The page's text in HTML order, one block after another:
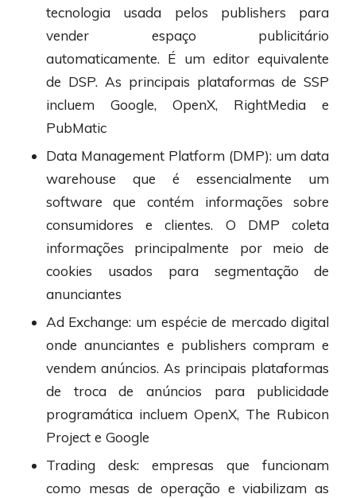
tecnologia usada pelos publishers para
vender espaço publicitário
automaticamente. É um editor equivalente
de DSP. As principais plataformas de SSP
incluem Google, OpenX, RightMedia e
PubMatic
Data Management Platform (DMP): um data
warehouse que é essencialmente um
software que contém informações sobre
consumidores e clientes. O DMP coleta
informações principalmente por meio de
cookies usados ​​para segmentação de
anunciantes
Ad Exchange: um espécie de mercado digital
onde anunciantes e publishers compram e
vendem anúncios. As principais plataformas
de troca de anúncios para publicidade
programática incluem OpenX, The Rubicon
Project e Google
Trading desk: empresas que funcionam
como mesas de operação e viabilizam as